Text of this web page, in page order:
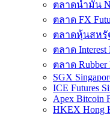
ตลาดน้ำมัน
ตลาด FX
ตลาดหุ้นสหรั
ตลาด Interest
ตลาด Rubber
SGX
ICE Futures
Apex Bitcoin
HKEX Hong